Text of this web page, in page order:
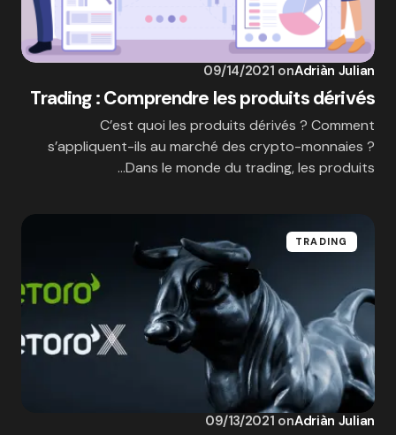
Adriàn Julian
on
09/14/2021
Trading : Comprendre les produits dérivés
C’est quoi les produits dérivés ? Comment
s’appliquent-ils au marché des crypto-monnaies ?
Dans le monde du trading, les produits…
TRADING
Adriàn Julian
on
09/13/2021